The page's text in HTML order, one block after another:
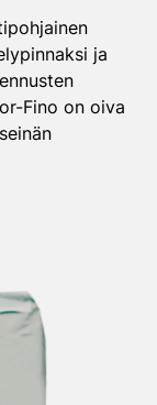
ja
Fino on oiva